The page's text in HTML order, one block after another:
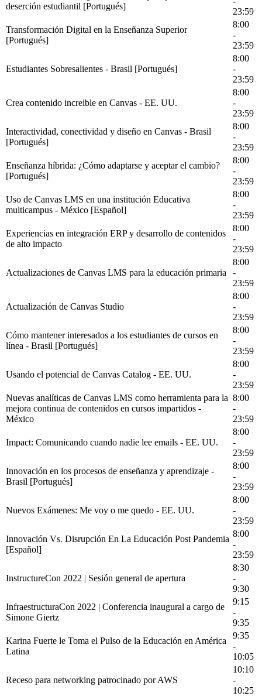
deserción estudiantil [Portugués]
23:59
Transformación Digital en la Enseñanza Superior
[Portugués]
8:00
-
23:59
Estudiantes Sobresalientes - Brasil [Portugués]
8:00
-
23:59
Crea contenido increible en Canvas - EE. UU.
8:00
-
23:59
Interactividad, conectividad y diseño en Canvas - Brasil
[Portugués]
8:00
-
23:59
Enseñanza híbrida: ¿Cómo adaptarse y aceptar el cambio?
[Portugués]
8:00
-
23:59
Uso de Canvas LMS en una institución Educativa
multicampus - México [Español]
8:00
-
23:59
Experiencias en integración ERP y desarrollo de contenidos
de alto impacto
8:00
-
23:59
Actualizaciones de Canvas LMS para la educación primaria
8:00
-
23:59
Actualización de Canvas Studio
8:00
-
23:59
Cómo mantener interesados a los estudiantes de cursos en
línea - Brasil [Portugués]
8:00
-
23:59
Usando el potencial de Canvas Catalog - EE. UU.
8:00
-
23:59
Nuevas analíticas de Canvas LMS como herramienta para la
mejora continua de contenidos en cursos impartidos -
México
8:00
-
23:59
Impact: Comunicando cuando nadie lee emails - EE. UU.
8:00
-
23:59
Innovación en los procesos de enseñanza y aprendizaje -
Brasil [Portugués]
8:00
-
23:59
Nuevos Exámenes: Me voy o me quedo - EE. UU.
8:00
-
23:59
Innovación Vs. Disrupción En La Educación Post Pandemia
[Español]
8:00
-
23:59
InstructureCon 2022 | Sesión general de apertura
8:30
-
9:30
InfraestructuraCon 2022 | Conferencia inaugural a cargo de
Simone Giertz
9:15
-
9:35
Karina Fuerte le Toma el Pulso de la Educación en América
Latina
9:35
-
10:05
Receso para networking patrocinado por AWS
10:10
-
10:25